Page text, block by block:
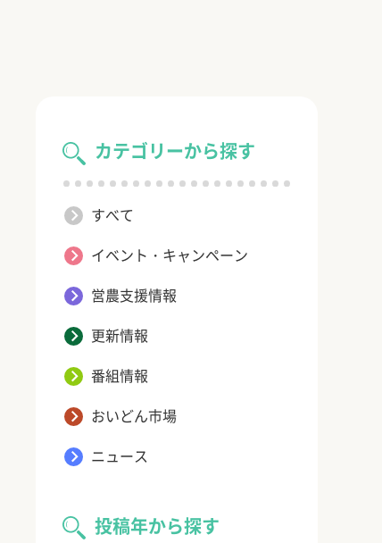
カテゴリーから探す
すべて
イベント・キャンペーン
営農支援情報
更新情報
番組情報
おいどん市場
ニュース
投稿年から探す